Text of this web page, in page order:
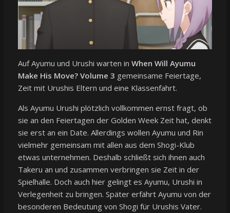
Auf Ayumu und Urushi warten in When Will Ayumu
Make His Move? Volume 3 gemeinsame Feiertage,
Zeit mit Urushis Eltern und eine Klassenfahrt.
Als Ayumu Urushi plötzlich vollkommen ernst fragt, ob
sie an den Feiertagen der Golden Week Zeit hat, denkt
sie erst an ein Date. Allerdings wollen Ayumu und Rin
vielmehr gemeinsam mit allen aus dem Shogi-Klub
etwas unternehmen. Deshalb schließt sich ihnen auch
Takeru an und zusammen verbringen sie Zeit in der
Spielhalle. Doch auch hier gelingt es Ayumu, Urushi in
Verlegenheit zu bringen. Später erfährt Ayumu von der
besonderen Bedeutung von Shogi für Urushis Vater.